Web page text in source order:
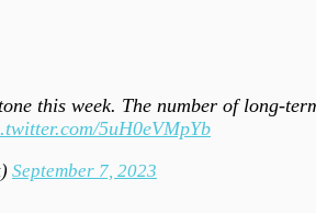
this week. The number of long-
5uH0eVMpYb
September 7, 2023